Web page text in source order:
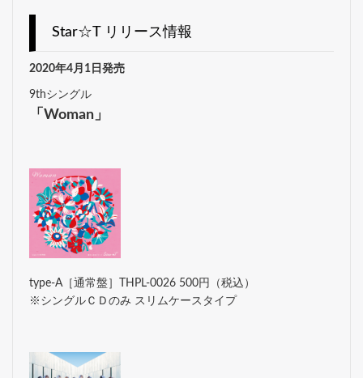
Star☆T リリース情報
2020年4月1日発売
9thシングル
「Woman」
type-A［通常盤］THPL-0026 500円（税込）
※シングルＣＤのみ スリムケースタイプ